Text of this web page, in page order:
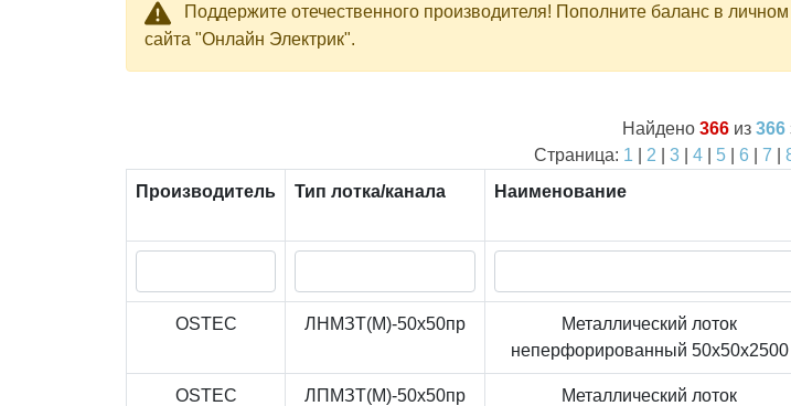
Поддержите отечественного производителя! Пополните баланс в
сайта "Онлайн Электрик".
Найдено 366 из 366
Страница: 1 2 3| 4| 5| 6 7
Производитель
Тип лотка/канала Наименование
OSTEC ЛНМЗТ(М)-50x50пр
Металлический лоток
неперфорированный 50x50x2500
OSTEC ЛПМЗТ(М)-50x50пр
Металлический лоток